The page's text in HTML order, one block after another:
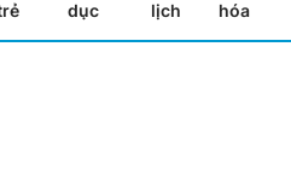
dục
lịch
hóa